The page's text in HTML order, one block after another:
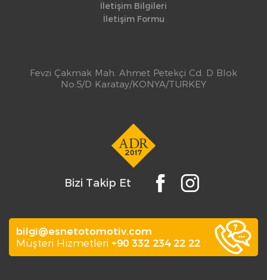
İletişim Bilgileri
İletişim Formu
Fevzi Çakmak Mah. Ahmet Petekçi Cd. D Blok
No:5/D Karatay/KONYA/TURKEY
Bizi Takip Et
bilgi@esnetotomotiv.com
Müşteri Hizmetleri +90 332 234 22 22